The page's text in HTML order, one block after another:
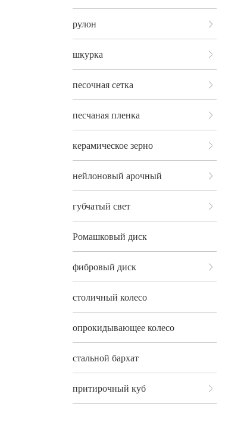
рулон
шкурка
песочная сетка
песчаная пленка
керамическое зерно
нейлоновый арочный
губчатый свет
Ромашковый диск
фибровый диск
столичный колесо
опрокидывающее колесо
стальной бархат
притирочный куб